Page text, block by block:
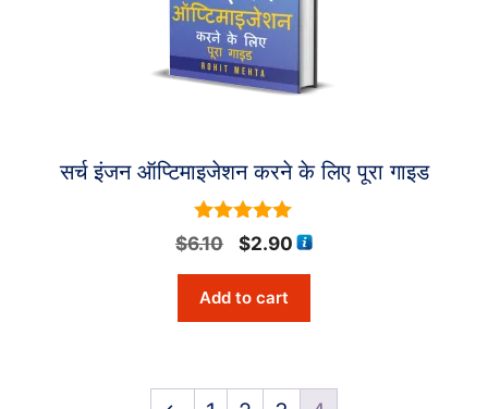
सर्च इंजन ऑप्टिमाइजेशन करने के लिए पूरा गाइड
5
out of 5
$6.10
Original
price
was:
$2.90Current
price
Add to cart